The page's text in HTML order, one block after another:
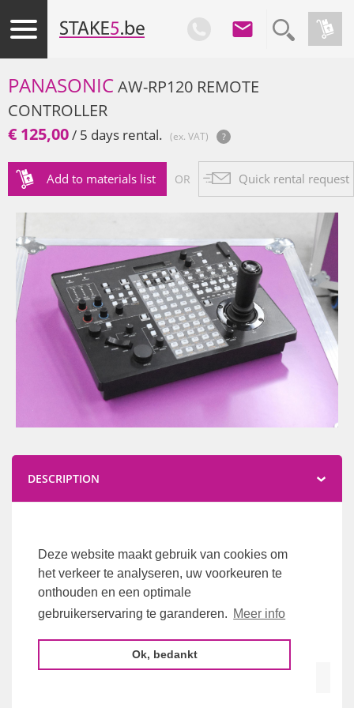
Deze website maakt gebruik van cookies om
het verkeer te analyseren, uw voorkeuren te
onthouden en een optimale
gebruikerservaring te garanderen. Meer info
Ok, bedankt
PANASONICAW-RP120 REMOTE
CONTROLLER
€ 125,00/ 5 days rental. (ex. VAT)
Add to materials list OR Quick rental request
DESCRIPTION
Pelicase.
We are located in Belgium in the heart of the EU.
We can sent to other countries.